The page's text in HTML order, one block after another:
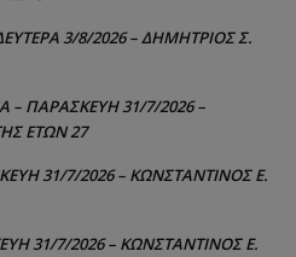
3/8/2026 – ΔΗΜΗΤΡΙΟΣ Σ.
– ΠΑΡΑΣΚΕΥΗ 31/7/2026 –
ΕΤΩΝ 27
31/7/2026 – ΚΩΝΣΤΑΝΤΙΝΟΣ Ε.
31/7/2026 – ΚΩΝΣΤΑΝΤΙΝΟΣ Ε.